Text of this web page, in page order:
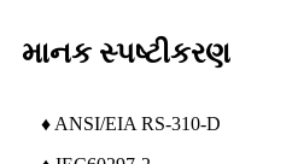
માનક સ્પષ્ટીકરણ
♦ ANSI/EIA RS-310-D